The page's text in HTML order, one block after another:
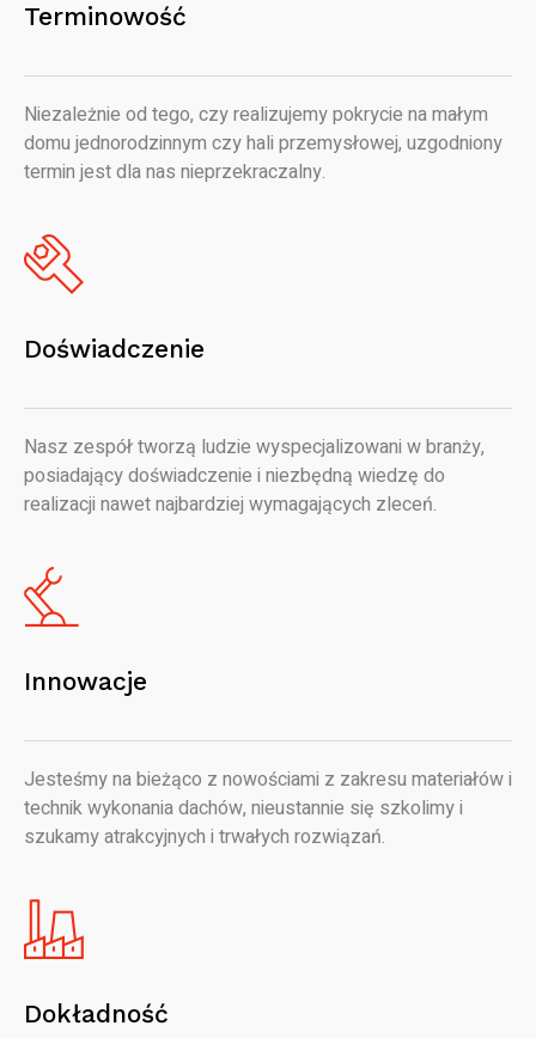
Terminowość
Niezależnie od tego, czy realizujemy pokrycie na małym
domu jednorodzinnym czy hali przemysłowej, uzgodniony
termin jest dla nas nieprzekraczalny.
Doświadczenie
Nasz zespół tworzą ludzie wyspecjalizowani w branży,
posiadający doświadczenie i niezbędną wiedzę do
realizacji nawet najbardziej wymagających zleceń.
Innowacje
Jesteśmy na bieżąco z nowościami z zakresu materiałów i
technik wykonania dachów, nieustannie się szkolimy i
szukamy atrakcyjnych i trwałych rozwiązań.
Dokładność